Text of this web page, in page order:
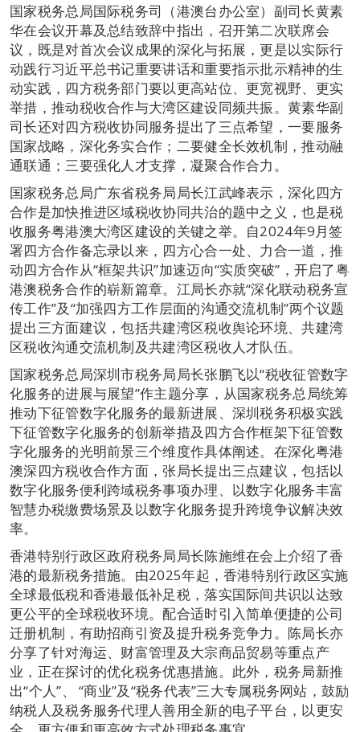
国家税务总局国际税务司（港澳台办公室）副司长黄素
华在会议开幕及总结致辞中指出，召开第二次联席会
议，既是对首次会议成果的深化与拓展，更是以实际行
动践行习近平总书记重要讲话和重要指示批示精神的生
动实践，四方税务部门要以更高站位、更宽视野、更实
举措，推动税收合作与大湾区建设同频共振。黄素华副
司长还对四方税收协同服务提出了三点希望，一要服务
国家战略，深化务实合作；二要健全长效机制，推动融
通联通；三要强化人才支撑，凝聚合作合力。
国家税务总局广东省税务局局长江武峰表示，深化四方
合作是加快推进区域税收协同共治的题中之义，也是税
收服务粤港澳大湾区建设的关键之举。自2024年9月签
署四方合作备忘录以来，四方心合一处、力合一道，推
动四方合作从“框架共识”加速迈向“实质突破”，开启了粤
港澳税务合作的崭新篇章。江局长亦就“深化联动税务宣
传工作”及“加强四方工作层面的沟通交流机制”两个议题
提出三方面建议，包括共建湾区税收舆论环境、共建湾
区税收沟通交流机制及共建湾区税收人才队伍。
国家税务总局深圳市税务局局长张鹏飞以“税收征管数字
化服务的进展与展望”作主题分享，从国家税务总局统筹
推动下征管数字化服务的最新进展、深圳税务积极实践
下征管数字化服务的创新举措及四方合作框架下征管数
字化服务的光明前景三个维度作具体阐述。在深化粤港
澳深四方税收合作方面，张局长提出三点建议，包括以
数字化服务便利跨域税务事项办理、以数字化服务丰富
智慧办税缴费场景及以数字化服务提升跨境争议解决效
率。
香港特别行政区政府税务局局长陈施维在会上介绍了香
港的最新税务措施。由2025年起，香港特别行政区实施
全球最低税和香港最低补足税，落实国际间共识以达致
更公平的全球税收环境。配合适时引入简单便捷的公司
迁册机制，有助招商引资及提升税务竞争力。陈局长亦
分享了针对海运、财富管理及大宗商品贸易等重点产
业，正在探讨的优化税务优惠措施。此外，税务局新推
出“个人”、 “商业”及“税务代表”三大专属税务网站，鼓励
纳税人及税务服务代理人善用全新的电子平台，以更安